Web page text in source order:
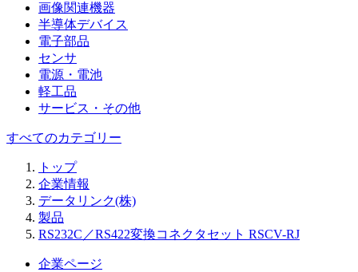
画像関連機器
半導体デバイス
電子部品
センサ
電源・電池
軽工品
サービス・その他
すべてのカテゴリー
トップ
企業情報
データリンク(株)
製品
RS232C／RS422変換コネクタセット RSCV-RJ
企業ページ